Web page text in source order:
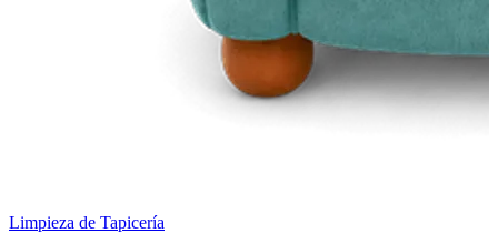
Limpieza de Tapicería